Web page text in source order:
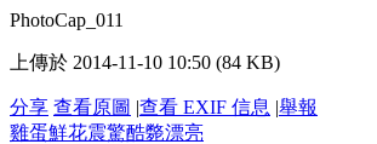
PhotoCap_011
上傳於 2014-11-10 10:50 (84 KB)
分享 查看原圖 |查看 EXIF 信息 |舉報
雞蛋鮮花震驚酷斃漂亮